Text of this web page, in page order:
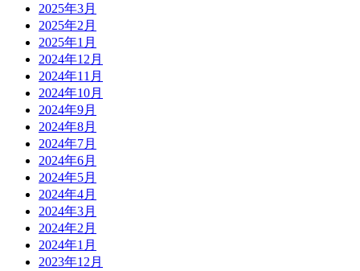
2025年3月
2025年2月
2025年1月
2024年12月
2024年11月
2024年10月
2024年9月
2024年8月
2024年7月
2024年6月
2024年5月
2024年4月
2024年3月
2024年2月
2024年1月
2023年12月